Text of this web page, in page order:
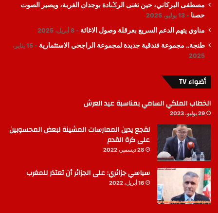
مصطفى البركاني، حين تغنى الرݣادة بوجدان الغربة، ويصير الصوت
حصنا
13 يوليو، 2025
مناوي يتهم الدعم السريع بعرقلة وصول الاغاثة 8 أبريل، 2025
طنجة.. مجموعة فندقية جديدة لمجموعة الراجحي الاستثمارية
15 يناير،
2025
أضواء TV
الخطاب الملكي السامي بمناسبة عيد العرش
29 يوليو، 2023
لقجع يدين الممارسات المشينة لبعض المحسوبين
على كرة القدم
28 ديسمبر، 2022
سياسي جزائري: على الجزائر أن تعتذر للمغرب
16 أبريل، 2022